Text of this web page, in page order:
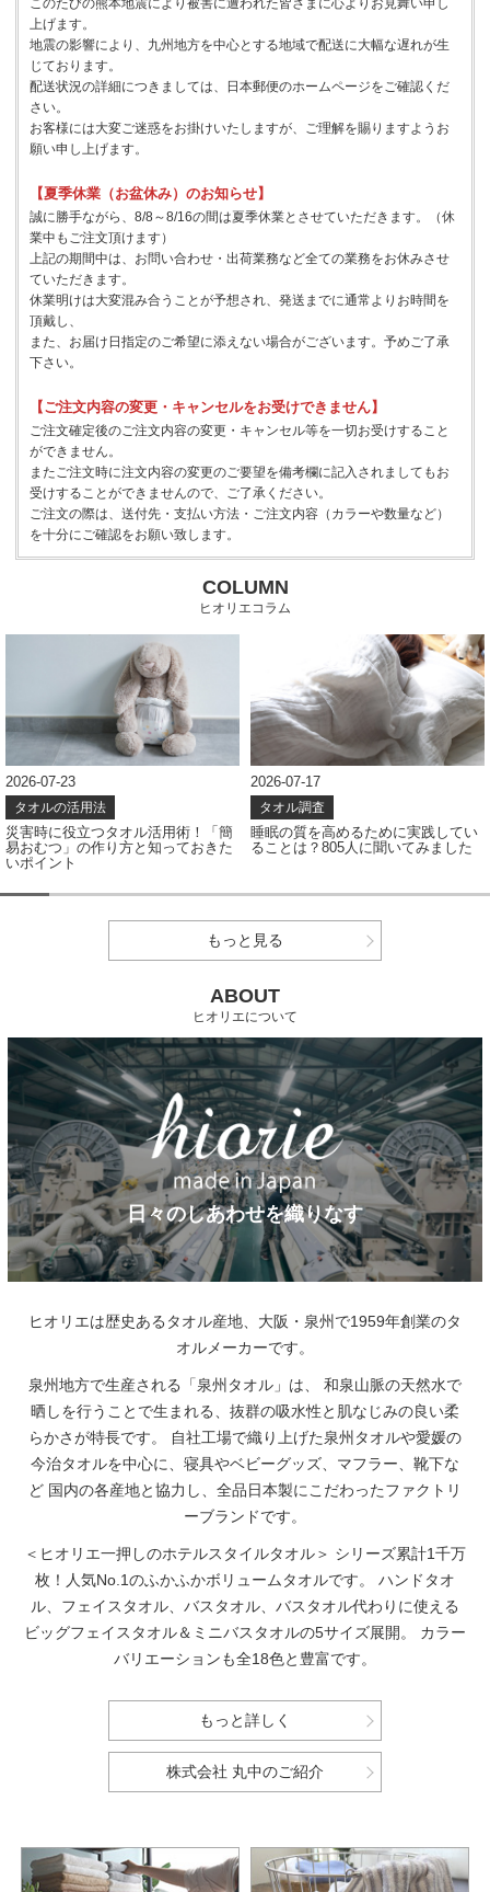
このたびの熊本地震により被害に遭われた皆さまに心よりお見舞い申し
上げます。
地震の影響により、九州地方を中心とする地域で配送に大幅な遅れが生
じております。
配送状況の詳細につきましては、日本郵便のホームページをご確認くだ
さい。
お客様には大変ご迷惑をお掛けいたしますが、ご理解を賜りますようお
願い申し上げます。
【夏季休業（お盆休み）のお知らせ】
誠に勝手ながら、8/8～8/16の間は夏季休業とさせていただきます。（休
業中もご注文頂けます）
上記の期間中は、お問い合わせ・出荷業務など全ての業務をお休みさせ
ていただきます。
休業明けは大変混み合うことが予想され、発送までに通常よりお時間を
頂戴し、
また、お届け日指定のご希望に添えない場合がございます。予めご了承
下さい。
【ご注文内容の変更・キャンセルをお受けできません】
ご注文確定後のご注文内容の変更・キャンセル等を一切お受けすること
ができません。
またご注文時に注文内容の変更のご要望を備考欄に記入されましてもお
受けすることができませんので、ご了承ください。
ご注文の際は、送付先・支払い方法・ご注文内容（カラーや数量など）
を十分にご確認をお願い致します。
COLUMN
ヒオリエコラム
2026-07-23
タオルの活用法
災害時に役立つタオル活用術！「簡
易おむつ」の作り方と知っておきた
いポイント
2026-07-17
タオル調査
睡眠の質を高めるために実践してい
ることは？805人に聞いてみました
もっと見る
ABOUT
ヒオリエについて
日々のしあわせを織りなす
ヒオリエは歴史あるタオル産地、大阪・泉州で1959年創業のタ
オルメーカーです。
泉州地方で生産される「泉州タオル」は、
和泉山脈の天然水で
晒しを行うことで生まれる、抜群の吸水性と肌なじみの良い柔
らかさが特長です。
自社工場で織り上げた泉州タオルや愛媛の
今治タオルを中心に、寝具やベビーグッズ、マフラー、靴下な
ど 国内の各産地と協力し、全品日本製にこだわったファクトリ
ーブランドです。
＜ヒオリエ一押しのホテルスタイルタオル＞ シリーズ累計1千万
枚！人気No.1のふかふかボリュームタオルです。
ハンドタオ
ル、フェイスタオル、バスタオル、バスタオル代わりに使える
ビッグフェイスタオル＆ミニバスタオルの5サイズ展開。
カラー
バリエーションも全18色と豊富です。
もっと詳しく
株式会社 丸中のご紹介